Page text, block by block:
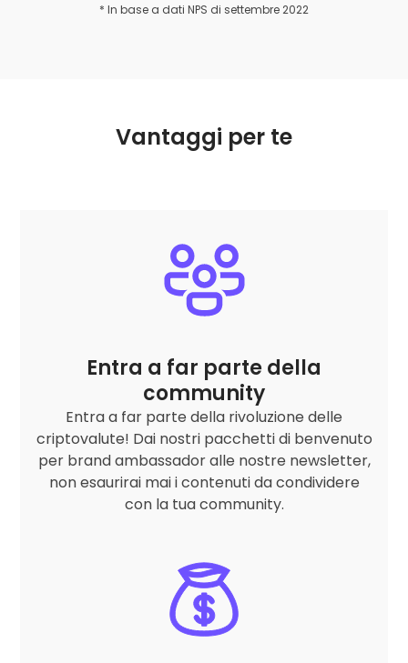
* In base a dati NPS di settembre 2022
Vantaggi per te
Entra a far parte della
community
Entra a far parte della rivoluzione delle
criptovalute! Dai nostri pacchetti di benvenuto
per brand ambassador alle nostre newsletter,
non esaurirai mai i contenuti da condividere
con la tua community.